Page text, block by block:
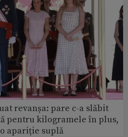
revanșa: pare c-a slăbit
pentru kilogramele în plus,
apariție suplă